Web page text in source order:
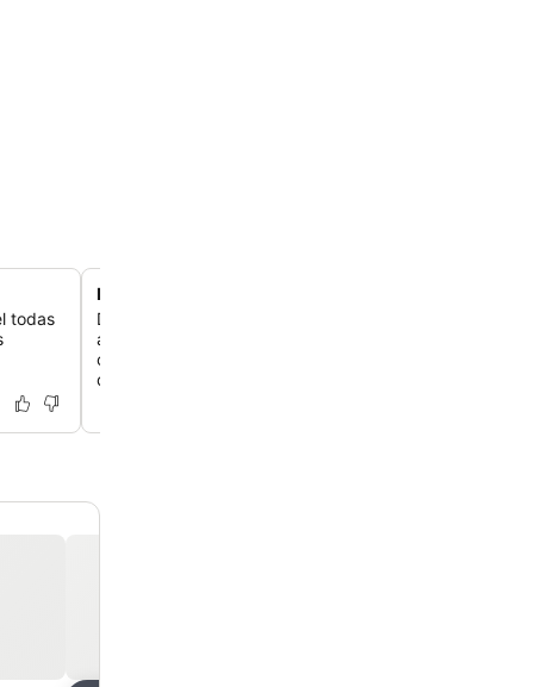
todas
Localização privilegiada entre as principais estações
Descubra a conveniência de estar em uma rua para
apenas 120 metros da Gare du Nord e da Gare de l'Est,
conexões diretas de RER para o Aeroporto Charles de
des Expositions de Villepinte.